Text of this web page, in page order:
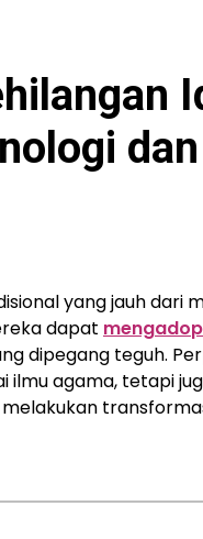
yang jauh dari
dapat
dipegang teguh.
agama, tetapi